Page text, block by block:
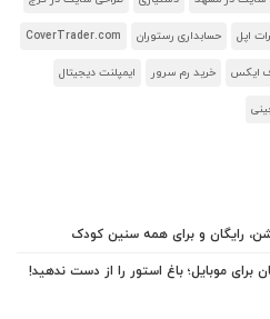
اپل حسابداری رستوران CoverTrader.com
ایکس خرید رم سرور ایمپلنت دیجیتال
رایگان و برای همه سنین کودک
برای موبایل؛ باغ استور را از دست ندهید!